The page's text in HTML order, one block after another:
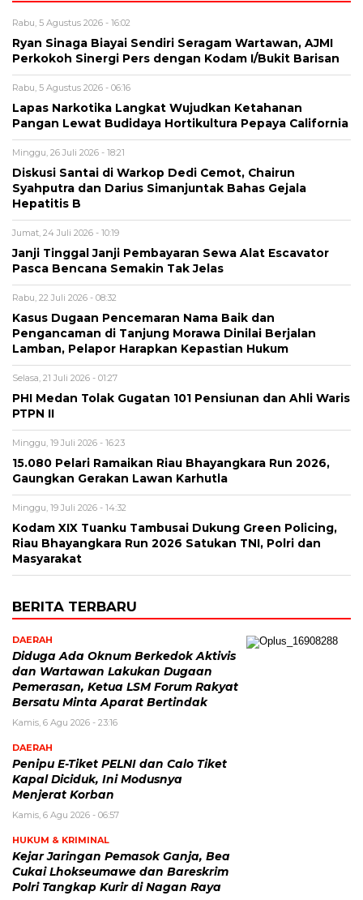
Rabu, 5 Agustus 2026 - 16:02
Ryan Sinaga Biayai Sendiri Seragam Wartawan, AJMI
Perkokoh Sinergi Pers dengan Kodam I/Bukit Barisan
Rabu, 5 Agustus 2026 - 06:16
Lapas Narkotika Langkat Wujudkan Ketahanan
Pangan Lewat Budidaya Hortikultura Pepaya California
Minggu, 26 Juli 2026 - 18:21
Diskusi Santai di Warkop Dedi Cemot, Chairun
Syahputra dan Darius Simanjuntak Bahas Gejala
Hepatitis B
Jumat, 24 Juli 2026 - 10:19
Janji Tinggal Janji Pembayaran Sewa Alat Escavator
Pasca Bencana Semakin Tak Jelas
Rabu, 22 Juli 2026 - 08:32
Kasus Dugaan Pencemaran Nama Baik dan
Pengancaman di Tanjung Morawa Dinilai Berjalan
Lamban, Pelapor Harapkan Kepastian Hukum
Selasa, 21 Juli 2026 - 01:27
PHI Medan Tolak Gugatan 101 Pensiunan dan Ahli Waris
PTPN II
Minggu, 19 Juli 2026 - 16:23
15.080 Pelari Ramaikan Riau Bhayangkara Run 2026,
Gaungkan Gerakan Lawan Karhutla
Minggu, 19 Juli 2026 - 14:32
Kodam XIX Tuanku Tambusai Dukung Green Policing,
Riau Bhayangkara Run 2026 Satukan TNI, Polri dan
Masyarakat
BERITA TERBARU
DAERAH
Diduga Ada Oknum Berkedok Aktivis
dan Wartawan Lakukan Dugaan
Pemerasan, Ketua LSM Forum Rakyat
Bersatu Minta Aparat Bertindak
Kamis, 6 Agu 2026 - 23:16
DAERAH
Penipu E-Tiket PELNI dan Calo Tiket
Kapal Diciduk, Ini Modusnya
Menjerat Korban
Kamis, 6 Agu 2026 - 06:57
HUKUM & KRIMINAL
Kejar Jaringan Pemasok Ganja, Bea
Cukai Lhokseumawe dan Bareskrim
Polri Tangkap Kurir di Nagan Raya